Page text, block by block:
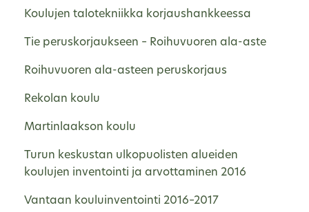
Koulujen talotekniikka korjaushankkeessa
Tie peruskorjaukseen – Roihuvuoren ala-aste
Roihuvuoren ala-asteen peruskorjaus
Rekolan koulu
Martinlaakson koulu
Turun keskustan ulkopuolisten alueiden
koulujen inventointi ja arvottaminen 2016
Vantaan kouluinventointi 2016–2017